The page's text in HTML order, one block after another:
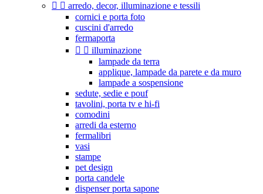
  arredo, decor, illuminazione e tessili
cornici e porta foto
cuscini d'arredo
fermaporta
  illuminazione
lampade da terra
applique, lampade da parete e da muro
lampade a sospensione
sedute, sedie e pouf
tavolini, porta tv e hi-fi
comodini
arredi da esterno
fermalibri
vasi
stampe
pet design
porta candele
dispenser porta sapone